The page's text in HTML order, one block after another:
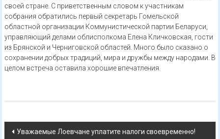
своей стране. С приветственным словом к участникам
собрания обратились первый секретарь Гомельской
областной организации Коммунистической партии Беларуси,
управляющий делами облисполкома Елена Кличковская, гости
из Брянской и Черниговской областей. Много было сказано о
сохранении добрых традиций, мира и дружбы между народами. В
целом встреча оставила хорошие впечатления.
Навигация
Уважаемые Лоевчане уплатите налоги своевременно!